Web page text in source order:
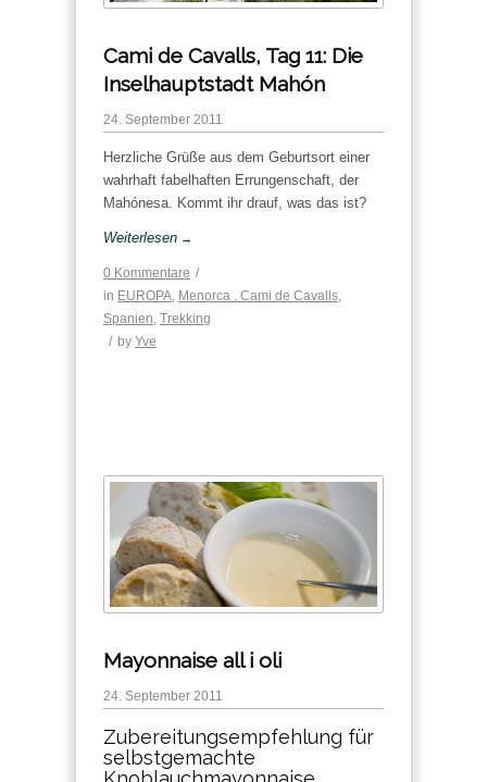
Cami de Cavalls, Tag 11: Die
Inselhauptstadt Mahón
24. September 2011
Herzliche Grüße aus dem Geburtsort einer
wahrhaft fabelhaften Errungenschaft, der
Mahónesa. Kommt ihr drauf, was das ist?
Weiterlesen →
0 Kommentare /
in EUROPA, Menorca . Cami de Cavalls,
Spanien, Trekking
/ by Yve
Mayonnaise all i oli
24. September 2011
Zubereitungsempfehlung für
selbstgemachte